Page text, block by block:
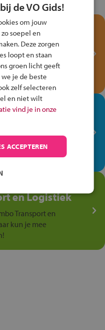
met het
Veilig Verkeersspel
fiets!
ben je op je
het vmbo jouw talent
waar elke dag
en Logistiek
Transport en
kun je mee
de VO Gids!
om jouw
soepel en
Deze zorgen
loopt en staan
groen licht geeft
je de beste
zelf selecteren
en niet wilt
vind je in onze
ACCEPTEREN